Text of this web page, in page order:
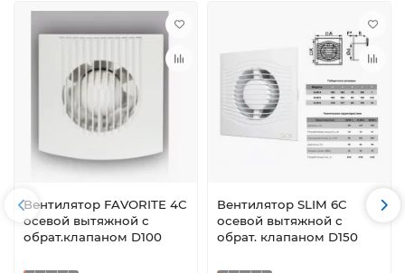
Вентилятор FAVORITE 4С
осевой вытяжной с
обрат.клапаном D100
Вентилятор SLIM 6C
осевой вытяжной с
обрат. клапаном D150